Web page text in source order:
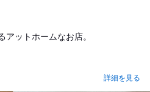
アットホームなお店。
詳細を見る